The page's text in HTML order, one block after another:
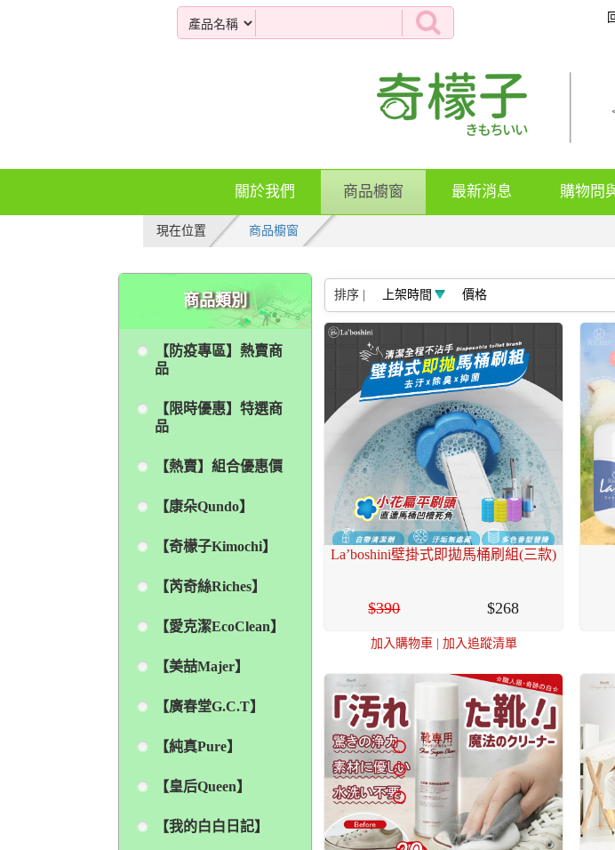
關於我們 商品櫥窗(current)最新消息 購物問
現在位置 商品櫥窗
商品類別
【防疫專區】熱賣商
品
【限時優惠】特選商
品
【熱賣】組合優惠價
【康朵Qundo】
【奇檬子Kimochi】
【芮奇絲Riches】
【愛克潔EcoClean】
【美喆Majer】
【廣春堂G.C.T】
【純真Pure】
【皇后Queen】
【我的白白日記】
排序 | 上架時間 價格
La’boshini壁掛式即拋馬桶刷組(三款)
390 268
加入購物車| 加入追蹤清單